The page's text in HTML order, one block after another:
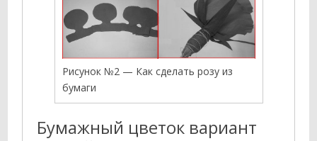
Рисунок №2 — Как сделать розу из
бумаги
Бумажный цветок вариант